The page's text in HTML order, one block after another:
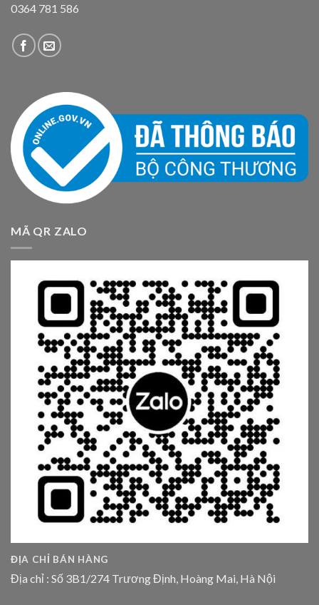
0364 781 586
MÃ QR ZALO
ĐỊA CHỈ BÁN HÀNG
Địa chỉ : Số 3B1/274 Trương Định, Hoàng Mai, Hà Nội